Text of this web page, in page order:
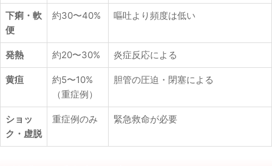
下痢・軟
便
約30〜40% 嘔吐より頻度は低い
発熱 約20〜30% 炎症反応による
黄疸
約5〜10%
（重症例）
胆管の圧迫・閉塞による
ショッ
ク・虚脱
重症例のみ 緊急救命が必要